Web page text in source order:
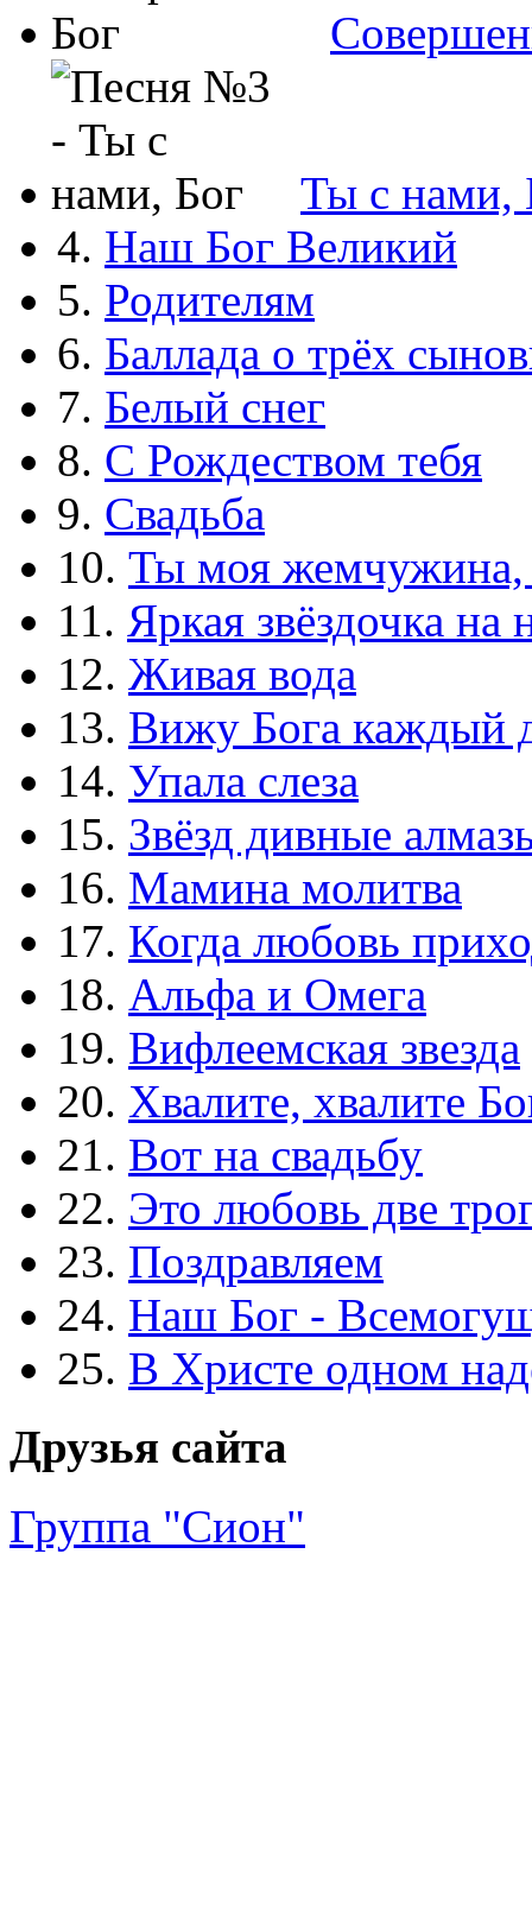
Ты с нами,
4. Наш Бог Великий
5. Родителям
6. Баллада о трёх
7. Белый снег
8. С Рождеством тебя
9. Свадьба
10. Ты моя жемчужина,
11. Яркая звёздочка на
12. Живая вода
13. Вижу Бога каждый
14. Упала слеза
15. Звёзд дивные
16. Мамина молитва
17. Когда любовь
18. Альфа и Омега
19. Вифлеемская звезда
20. Хвалите, хвалите
21. Вот на свадьбу
22. Это любовь две
23. Поздравляем
24. Наш Бог -
25. В Христе одном
Друзья сайта
Группа "Сион"